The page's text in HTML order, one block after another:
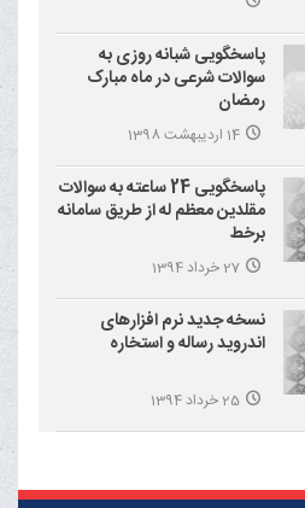
پاسخگویی شبانه روزی به
سوالات شرعی در ماه مبارک
رمضان
14 اردیبهشت 1398
پاسخگویی 24 ساعته به سوالات
مقلدین معظم له از طریق سامانه
برخط
27 خرداد 1394
نسخه جدید نرم افزارهای
اندروید رساله و استخاره
25 خرداد 1394